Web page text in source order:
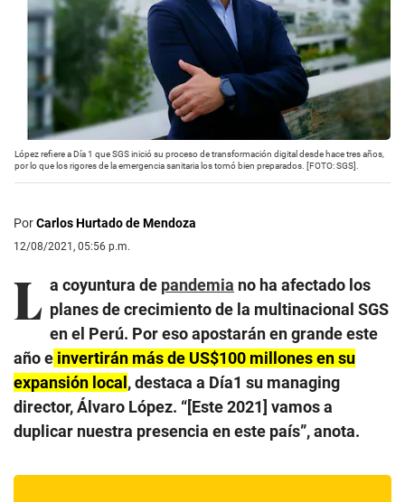
López refiere a Día 1 que SGS inició su proceso de transformación digital desde hace tres años,
por lo que los rigores de la emergencia sanitaria los tomó bien preparados. [FOTO: SGS].
PorCarlos Hurtado de Mendoza
12/08/2021, 05:56 p.m.
L a coyuntura de pandemia no ha afectado los
planes de crecimiento de la multinacional SGS
en el Perú. Por eso apostarán en grande este
año e invertirán más de US$100 millones en su
expansión local , destaca a Día1 su managing
director, Álvaro López. “[Este 2021] vamos a
duplicar nuestra presencia en este país”, anota.